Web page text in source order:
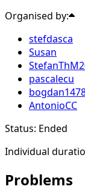
Organised by:
stefdasca
Susan
pascalecu
AntonioCC
Status: Ended
Individual
Problems